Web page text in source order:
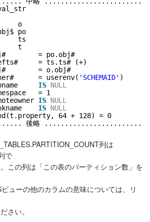
o
po
ts
t
= po.obj#
= ts.ts# (+)
= o.obj#
= userenv( 'SCHEMAID' )
IS NULL
= 1
IS NULL
IS NULL
64 + 128) = 0
後略
列は
で
この列は「この表のパーティション数」を
ューの他のカラムの意味については、リ
さい。